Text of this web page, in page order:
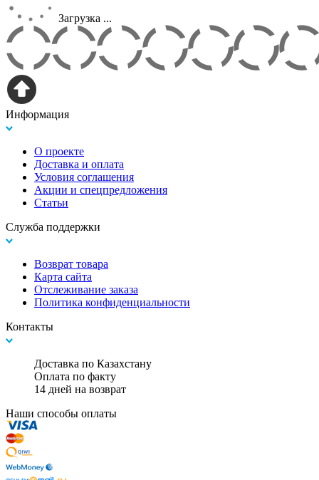
Загрузка ...
Информация
О проекте
Доставка и оплата
Условия соглашения
Акции и спецпредложения
Статьи
Служба поддержки
Возврат товара
Карта сайта
Отслеживание заказа
Политика конфиденциальности
Контакты
Доставка по Казахстану
Оплата по факту
14 дней на возврат
Наши способы оплаты